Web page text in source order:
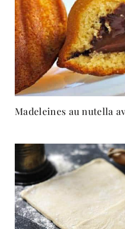
Madeleines au nutella